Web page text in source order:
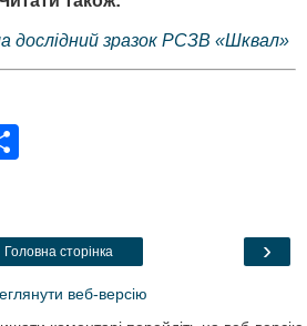
дослідний зразок РСЗВ «Шквал»
›
Головна сторінка
веб-версію